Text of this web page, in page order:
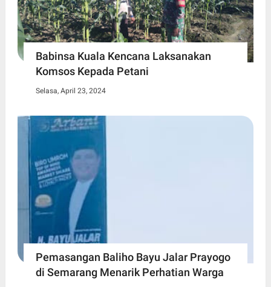
Babinsa Kuala Kencana Laksanakan
Komsos Kepada Petani
Selasa, April 23, 2024
Pemasangan Baliho Bayu Jalar Prayogo
di Semarang Menarik Perhatian Warga